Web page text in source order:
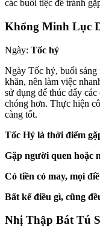
các buổi tiệc để tránh
Khổng Minh Lục
Ngày: Tốc hỷ
Ngày Tốc hỷ, buổi sáng
khăn, nên làm việc
sử dụng để thúc đẩy
chóng hơn. Thực hiện
càng tốt.
Tốc Hỷ là thời điểm
Gặp người quen hoặc
Có tiền có may, mọi
Bất kể điều gì, cũng
Nhị Thập Bát Tú